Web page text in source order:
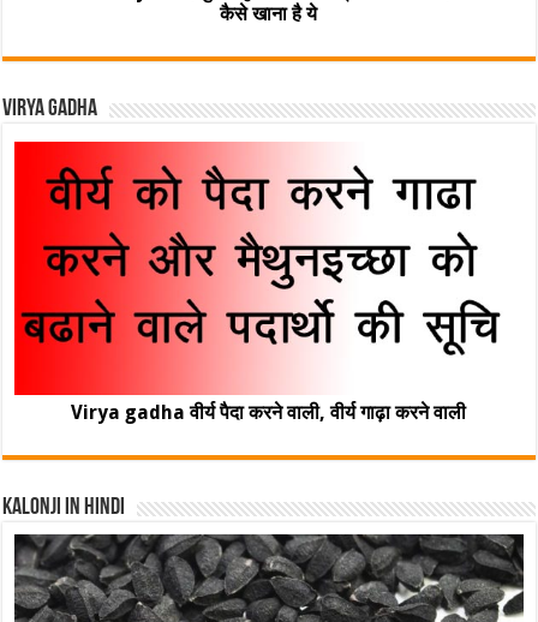
कैसे खाना है ये
Virya Gadha
Virya gadha वीर्य पैदा करने वाली, वीर्य गाढ़ा करने वाली
Kalonji In Hindi